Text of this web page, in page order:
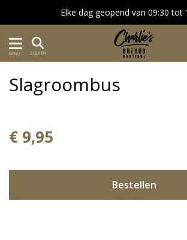
Elke dag geopend van 09:30 tot
MENU ZOEKEN
Slagroombus
€ 9,95
Bestellen